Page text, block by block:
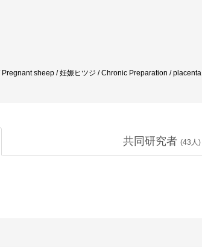
sheep / 妊娠ヒツジ / Chronic Preparation / placenta
共同研究者 (43 人)